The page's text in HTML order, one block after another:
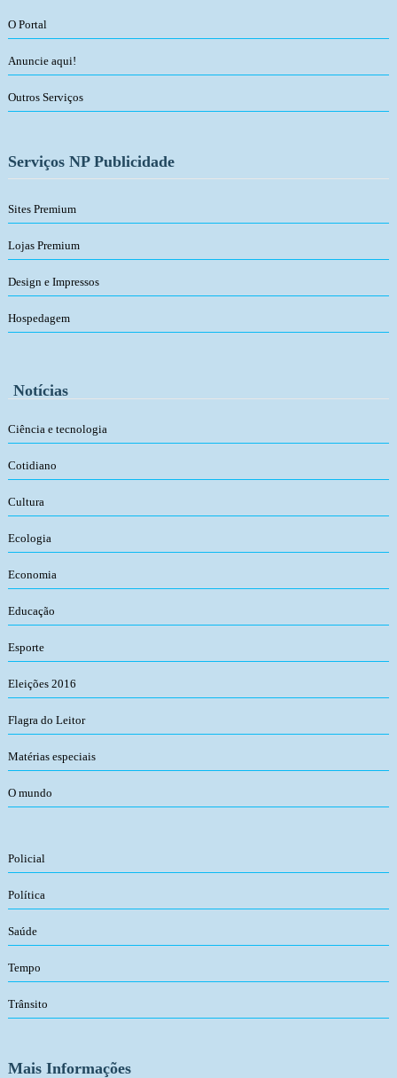
O Portal
Anuncie aqui!
Outros Serviços
Serviços NP Publicidade
Sites Premium
Lojas Premium
Design e Impressos
Hospedagem
Notícias
Ciência e tecnologia
Cotidiano
Cultura
Ecologia
Economia
Educação
Esporte
Eleições 2016
Flagra do Leitor
Matérias especiais
O mundo
Policial
Política
Saúde
Tempo
Trânsito
Mais Informações